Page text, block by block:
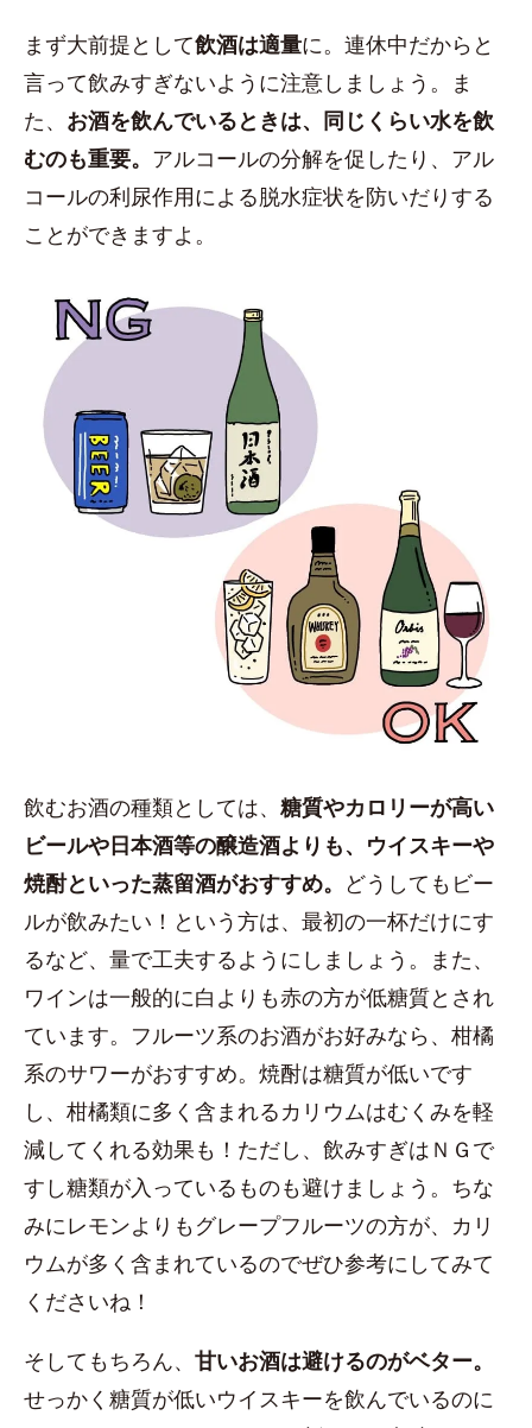
まず大前提として飲酒は適量に。連休中だからと
言って飲みすぎないように注意しましょう。ま
た、 お酒を飲んでいるときは、同じくらい水を飲
むのも重要。 アルコールの分解を促したり、アル
コールの利尿作用による脱水症状を防いだりする
ことができますよ。
飲むお酒の種類としては、 糖質やカロリーが高い
ビールや日本酒等の醸造酒よりも、ウイスキーや
焼酎といった蒸留酒がおすすめ。 どうしてもビー
ルが飲みたい！という方は、最初の一杯だけにす
るなど、量で工夫するようにしましょう。また、
ワインは一般的に白よりも赤の方が低糖質とされ
ています。フルーツ系のお酒がお好みなら、柑橘
系のサワーがおすすめ。焼酎は糖質が低いです
し、柑橘類に多く含まれるカリウムはむくみを軽
減してくれる効果も！ただし、飲みすぎはＮＧで
すし糖類が入っているものも避けましょう。ちな
みにレモンよりもグレープフルーツの方が、カリ
ウムが多く含まれているのでぜひ参考にしてみて
くださいね！
そしてもちろん、 甘いお酒は避けるのがベター。
せっかく糖質が低いウイスキーを飲んでいるのに